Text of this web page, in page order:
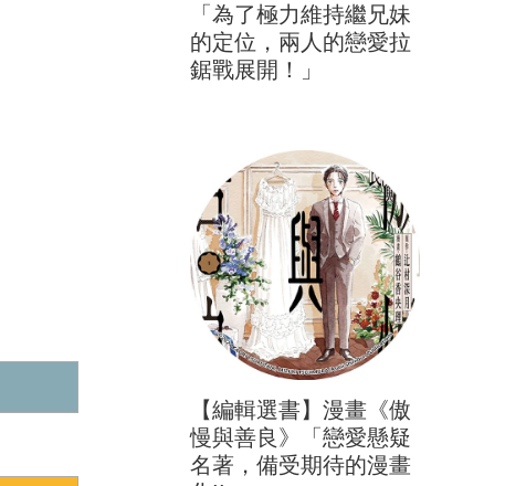
「為了極力維持繼兄妹
的定位，兩人的戀愛拉
鋸戰展開！」
【編輯選書】漫畫《傲
慢與善良》「戀愛懸疑
名著，備受期待的漫畫